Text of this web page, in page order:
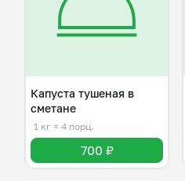
Капуста тушеная в
сметане
1 кг ≈ 4 порц.
700 ₽